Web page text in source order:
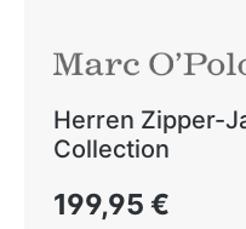
Herren Zipper-
Collection
Regulärer Preis:
199,95 €